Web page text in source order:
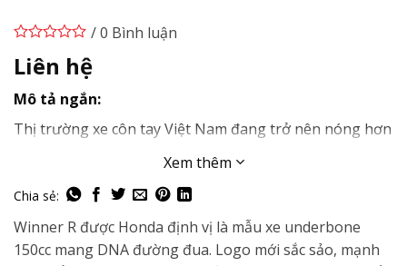
/ 0 Bình luận
Liên hệ
Mô tả ngắn:
Thị trường xe côn tay Việt Nam đang trở nên nóng hơn
Winner R 2025 – thế hệ mới của dòng xe
underbone thể thao nổi tiếng. Đây là lần đầu tiên
Winner được nâng cấp toàn diện về thiết kế, động cơ và
công nghệ, nhằm cạnh tranh trực diện với đối thủ cùng
Xem thêm
Winner R được Honda định vị là mẫu xe underbone
150cc mang DNA đường đua. Logo mới sắc sảo, mạnh